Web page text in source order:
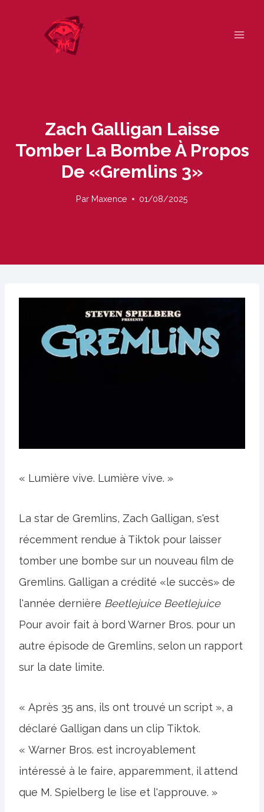
Zach Galligan Laisse
Tomber La Bombe À Propos
De «Gremlins 3»
Par Maxence 01/08/2025
« Lumière vive. Lumière vive. »
La star de Gremlins, Zach Galligan, s'est
récemment rendue à Tiktok pour laisser
tomber une bombe sur un nouveau film de
Gremlins. Galligan a crédité «le succès» de
l'année dernière Beetlejuice Beetlejuice
Pour avoir fait à bord Warner Bros. pour un
autre épisode de Gremlins, selon un rapport
sur la date limite.
« Après 35 ans, ils ont trouvé un script », a
déclaré Galligan dans un clip Tiktok.
« Warner Bros. est incroyablement
intéressé à le faire, apparemment, il attend
que M. Spielberg le lise et l'approuve. »